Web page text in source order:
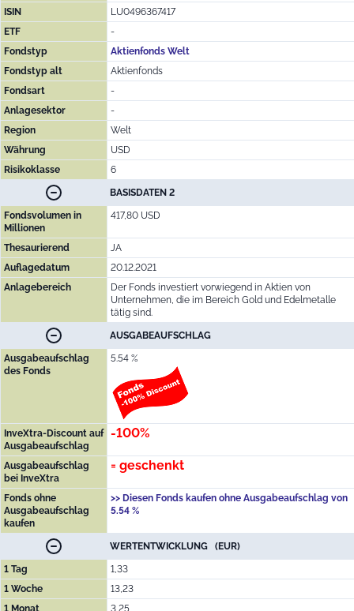
ISIN
LU0496367417
ETF
-
Fondstyp
Aktienfonds Welt
Fondstyp alt
Aktienfonds
Fondsart
-
Anlagesektor
-
Region
Welt
Währung
USD
Risikoklasse
6
BASISDATEN 2
Fondsvolumen in
Millionen
417,80 USD
Thesaurierend
JA
Auflagedatum
20.12.2021
Anlagebereich
Der Fonds investiert vorwiegend in Aktien von
Unternehmen, die im Bereich Gold und Edelmetalle
tätig sind.
AUSGABEAUFSCHLAG
Ausgabeaufschlag
des Fonds
5.54 %
InveXtra-Discount auf
Ausgabeaufschlag
-100%
Ausgabeaufschlag
bei InveXtra
= geschenkt
Fonds ohne
Ausgabeaufschlag
kaufen
>> Diesen Fonds kaufen ohne Ausgabeaufschlag von
5.54 %
WERTENTWICKLUNG (EUR)
1 Tag
1,33
1 Woche
13,23
1 Monat
3,25